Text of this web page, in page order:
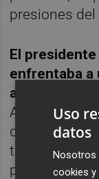
presiones
El
enfrentaba a
abogaba por
Así pues, la
demasiado
tras la
petróleo, y no
Uso
datos
Nosotros
cookies y